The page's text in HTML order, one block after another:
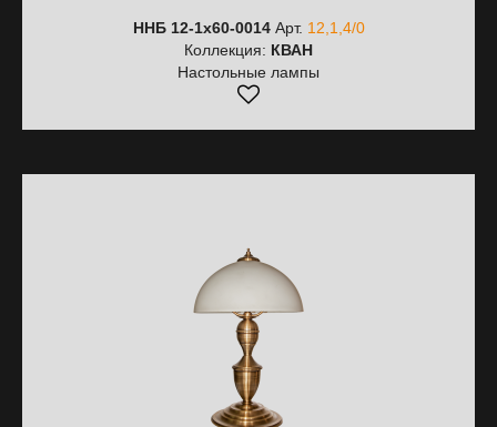
ННБ 12-1х60-0014Арт. 12,1,4/0
Коллекция: КВАН
Настольные лампы